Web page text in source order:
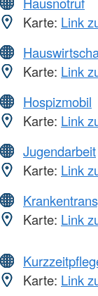
Karte: Link
Karte: Link
Hospizmobil
Karte: Link
Jugendarbeit
Karte: Link
Karte: Link
Karte: Link